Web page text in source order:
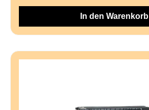
In den Warenkorb